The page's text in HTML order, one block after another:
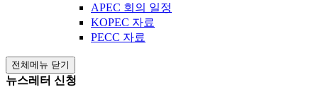
APEC 회의 일정
KOPEC 자료
PECC 자료
전체메뉴 닫기
뉴스레터 신청